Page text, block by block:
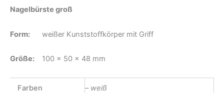
Nagelbürste groß
Form: weißer Kunststoffkörper mit Griff
Größe: 100 x 50 x 48 mm
Farben – weiß